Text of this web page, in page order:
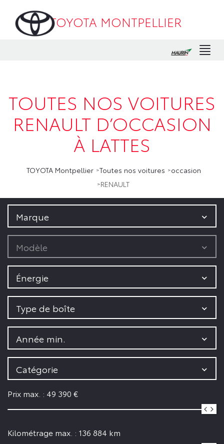
TOYOTA MONTPELLIER
TOUTES NOS VOITURES
RENAULT D’OCCASION
À LATTES
TOYOTA Montpellier Toutes nos voitures
occasion
RENAULT
Marque
Modèle
Énergie
Type de boîte
Année min.
Catégorie
Prix max. : 49 390 €
Kilométrage max. : 136 884 km